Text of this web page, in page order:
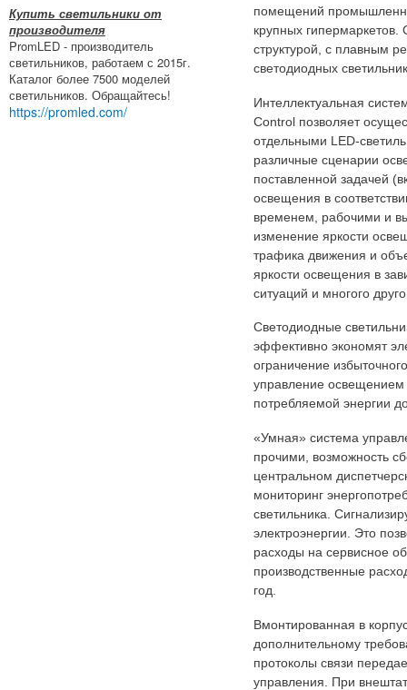
Купить светильники от
производителя
PromLED - производитель
светильников, работаем с 2015г.
Каталог более 7500 моделей
светильников. Обращайтесь!
https://promled.com/
помещений
крупных гипермаркетов.
структурой, с плавным
светодиодных
Интеллектуальная
Control позволяет
отдельными LED-
различные сценарии
поставленной задачей
освещения в
временем, рабочими и
изменение яркости
трафика движения и
яркости освещения в
ситуаций и многого
Светодиодные
эффективно экономят
ограничение
управление
потребляемой энергии
«Умная» система
прочими, возможность
центральном
мониторинг
светильника.
электроэнергии. Это
расходы на сервисное
производственные
год.
Вмонтированная в
дополнительному
протоколы связи
управления. При